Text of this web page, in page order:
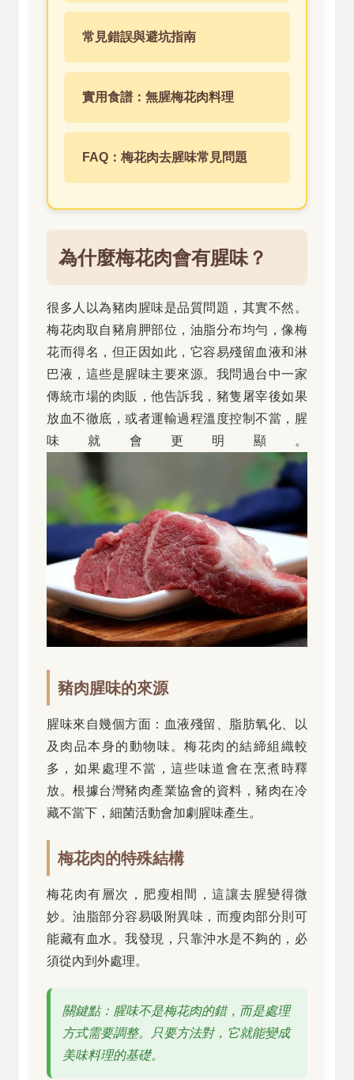
常見錯誤與避坑指南
實用食譜：無腥梅花肉料理
FAQ：梅花肉去腥味常見問題
為什麼梅花肉會有腥味？
很多人以為豬肉腥味是品質問題，其實不然。
梅花肉取自豬肩胛部位，油脂分布均勻，像梅
花而得名，但正因如此，它容易殘留血液和淋
巴液，這些是腥味主要來源。我問過台中一家
傳統市場的肉販，他告訴我，豬隻屠宰後如果
放血不徹底，或者運輸過程溫度控制不當，腥
味就會更明顯。
豬肉腥味的來源
腥味來自幾個方面：血液殘留、脂肪氧化、以
及肉品本身的動物味。梅花肉的結締組織較
多，如果處理不當，這些味道會在烹煮時釋
放。根據台灣豬肉產業協會的資料，豬肉在冷
藏不當下，細菌活動會加劇腥味產生。
梅花肉的特殊結構
梅花肉有層次，肥瘦相間，這讓去腥變得微
妙。油脂部分容易吸附異味，而瘦肉部分則可
能藏有血水。我發現，只靠沖水是不夠的，必
須從內到外處理。
關鍵點：腥味不是梅花肉的錯，而是處理
方式需要調整。只要方法對，它就能變成
美味料理的基礎。